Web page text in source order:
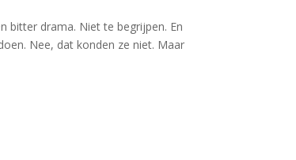
bitter drama. Niet te begrijpen. En
Nee, dat konden ze niet. Maar